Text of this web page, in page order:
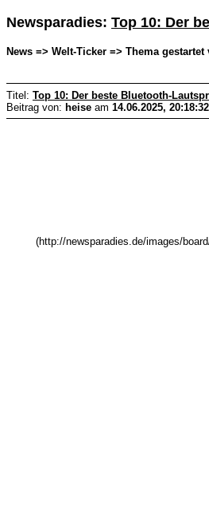
Newsparadies: Top 10: Der
News => Welt-Ticker => Thema
Titel: Top 10: Der beste Bluetooth-
Beitrag von: heise am 14.06.2025, 20:18:32
(http://newsparadies.de/images/